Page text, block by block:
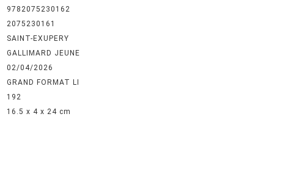
9782075230162
2075230161
SAINT-EXUPERY
GALLIMARD JEUNE
02/04/2026
GRAND FORMAT LI
192
16.5 x 4 x 24 cm